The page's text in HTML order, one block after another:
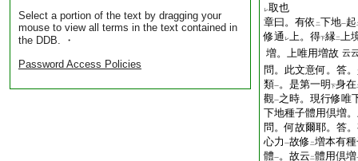
Select a portion of the text by dragging your
mouse to view all terms in the text contained in
the DDB. ・
Password Access Policies
レ取也
章曰。有依 二下地一起
修通 レ上。得下縁二上
増。上唯用増故 云
問。此文意何。答
類一。是第一明 下身在
觀一之時。現行修唯
下地種子體用倶増
問。何故爾耶。答
心力 一故修 二増本有
體一。故云 二體用倶増